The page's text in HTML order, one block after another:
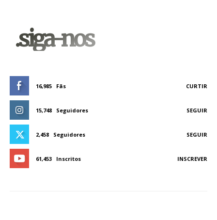
.siga-nos
16,985 Fãs CURTIR
15,748 Seguidores SEGUIR
2,458 Seguidores SEGUIR
61,453 Inscritos INSCREVER